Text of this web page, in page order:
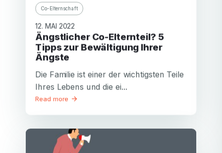
Co-Elternschaft
12. MAI 2022
Ängstlicher Co-Elternteil? 5
Tipps zur Bewältigung Ihrer
Ängste
Die Familie ist einer der wichtigsten Teile
Ihres Lebens und die ei...
Read more